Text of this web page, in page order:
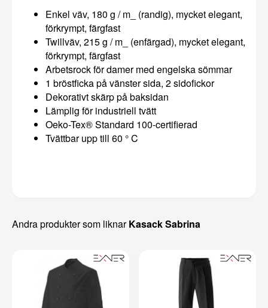
Enkel väv, 180 g / m_ (randig), mycket elegant,
förkrympt, färgfast
Twillväv, 215 g / m_ (enfärgad), mycket elegant,
förkrympt, färgfast
Arbetsrock för damer med engelska sömmar
1 bröstficka på vänster sida, 2 sidofickor
Dekorativt skärp på baksidan
Lämplig för industriell tvätt
Oeko-Tex® Standard 100-certifierad
Tvättbar upp till 60 ° C
Andra produkter som liknarKasack Sabrina